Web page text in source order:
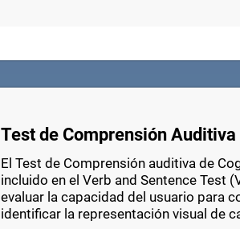
Test de Comprensión Auditiva
El Test de Comprensión auditiva de
incluido en el Verb and Sentence Test
evaluar la capacidad del usuario para
identificar la representación visual de